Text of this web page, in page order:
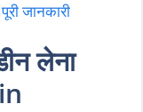
जानकारी
लेना